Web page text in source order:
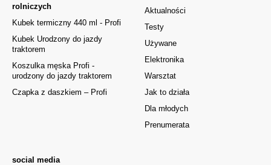
Aktualności
Testy
Używane
Elektronika
Warsztat
Jak to działa
Dla młodych
Prenumerata
rolniczych
Kubek termiczny 440 ml - Profi
Kubek Urodzony do jazdy
traktorem
Koszulka męska Profi -
urodzony do jazdy traktorem
Czapka z daszkiem – Profi
social media